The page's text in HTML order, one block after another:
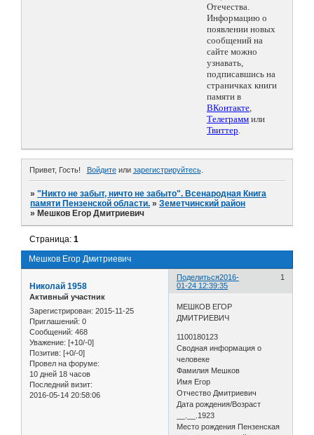
Отечества.
Информацию о
появлении новых
сообщений на
сайте можно
узнавать,
подписавшись на
страничках книги
памяти в
ВКонтакте,
Телеграмм или
Твиттер.
Привет, Гость! Войдитеили зарегистрируйтесь.
»"Никто не забыт, ничто не забыто". Всенародная Книга
памяти Пензенской области. »Земетчинский район
» Мешков Егор Дмитриевич
Мешков Егор Дмитриевич
Страница:1
Поделиться 1
2016-
01-24 12:39:35
Николай 1958
Активный участник
Зарегистрирован: 2015-11-25
Приглашений: 0
Сообщений: 468
Уважение: [+10/-0]
Позитив: [+0/-0]
Провел на форуме:
10 дней 18 часов
Последний визит:
2016-05-14 20:58:06
МЕШКОВ ЕГОР
ДМИТРИЕВИЧ
1100180123
Сводная информация о
человеке
Фамилия Мешков
Имя Егор
Отчество Дмитриевич
Дата рождения/Возраст
__.__.1923
Место рождения Пензенская